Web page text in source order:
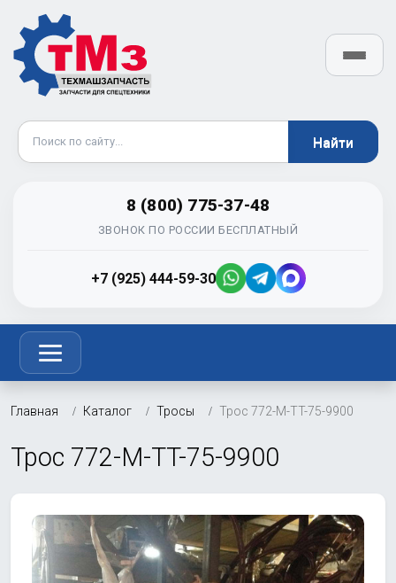
8 (800) 775-37-48
ЗВОНОК ПО РОССИИ БЕСПЛАТНЫЙ
+7 (925) 444-59-30
Главная Каталог Тросы Трос 772-M-TT-75-9900
Трос 772-M-TT-75-9900